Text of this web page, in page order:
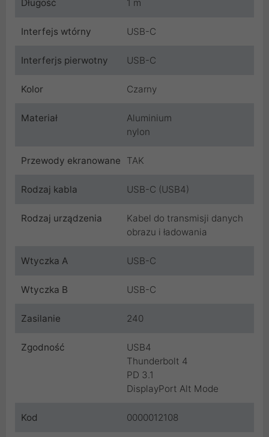
Długość 1 m
Interfejs wtórny USB-C
Interferjs pierwotny USB-C
Kolor Czarny
Materiał
Aluminium
nylon
Przewody ekranowane TAK
Rodzaj kabla USB-C (USB4)
Rodzaj urządzenia
Kabel do transmisji danych
obrazu i ładowania
Wtyczka A USB-C
Wtyczka B USB-C
Zasilanie 240
Zgodność
USB4
Thunderbolt 4
PD 3.1
DisplayPort Alt Mode
Kod 0000012108